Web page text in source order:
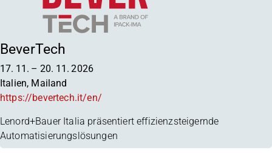
BeverTech
17. 11. – 20. 11. 2026
Italien, Mailand
https://bevertech.it/en/
Lenord+Bauer Italia präsentiert effizienzsteigernde
Automatisierungslösungen